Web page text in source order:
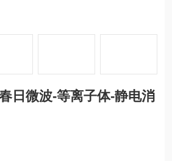
日微波-等离子体-静电消